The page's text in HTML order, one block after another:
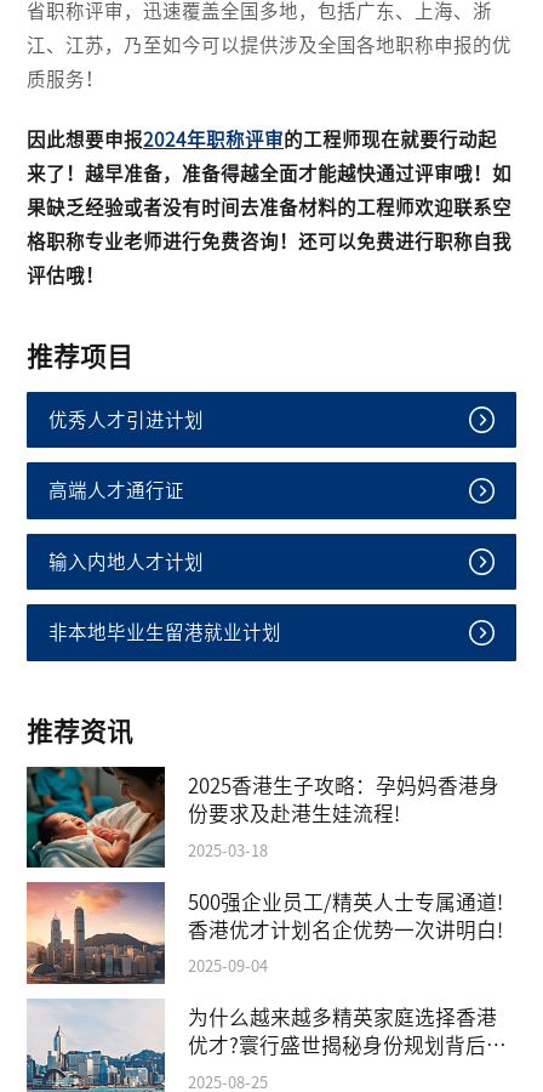
省职称评审，迅速覆盖全国多地，包括广东、上海、浙
江、江苏，乃至如今可以提供涉及全国各地职称申报的优
质服务！
因此想要申报2024年职称评审的工程师现在就要行动起
来了！越早准备，准备得越全面才能越快通过评审哦！如
果缺乏经验或者没有时间去准备材料的工程师欢迎联系空
格职称专业老师进行免费咨询！还可以免费进行职称自我
评估哦！
推荐项目
优秀人才引进计划
高端人才通行证
输入内地人才计划
非本地毕业生留港就业计划
推荐资讯
2025香港生子攻略：孕妈妈香港身
份要求及赴港生娃流程!
2025-03-18
500强企业员工/精英人士专属通道!
香港优才计划名企优势一次讲明白!
2025-09-04
为什么越来越多精英家庭选择香港
优才?寰行盛世揭秘身份规划背后的
教育红利
2025-08-25